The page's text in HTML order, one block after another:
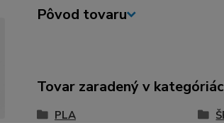
Pôvod tovaru
Tovar zaradený v
PLA